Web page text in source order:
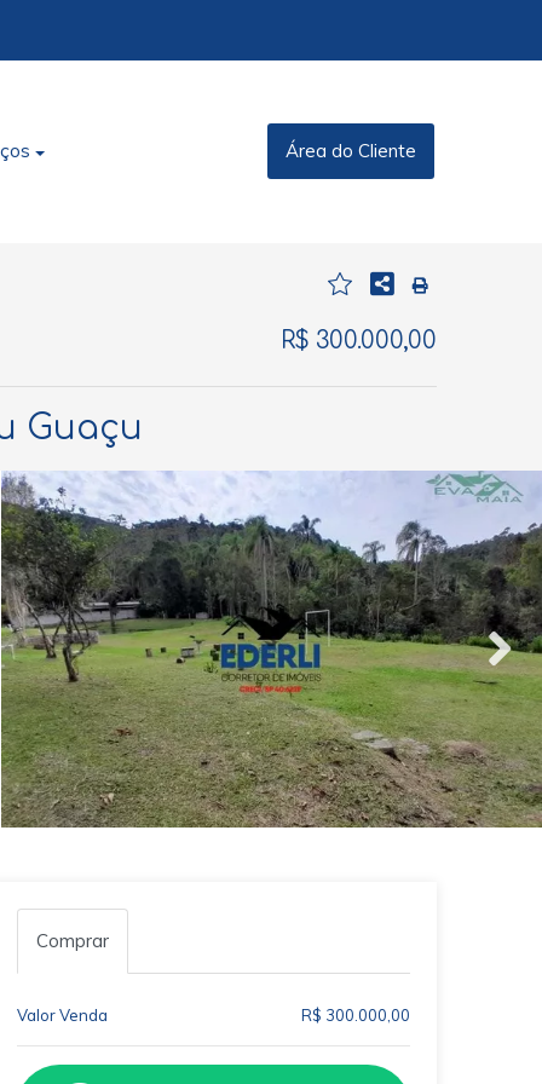
Área do Cliente
R$ 300.000,00
Guaçu
Comprar
Valor Venda R$ 300.000,00